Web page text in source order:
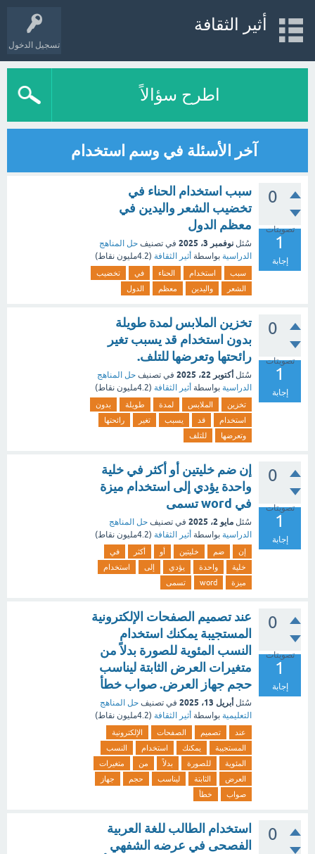
تسجيل الدخول
أثير الثقافة
اطرح سؤالاً
آخر الأسئلة في وسم استخدام
0
تصويتات
1
إجابة
سبب استخدام الحناء في
تخضيب الشعر واليدين في
معظم الدول
سُئل نوفمبر 3، 2025 في تصنيف حل المناهج
الدراسية بواسطة أثير الثقافة (4.2مليون نقاط)
سبب استخدام الحناء في
تخضيب
الشعر
واليدين معظم الدول
0
تصويتات
1
إجابة
تخزين الملابس لمدة طويلة
بدون استخدام قد يسبب تغير
رائحتها وتعرضها للتلف.
سُئل أكتوبر 22، 2025 في تصنيف حل المناهج
الدراسية بواسطة أثير الثقافة (4.2مليون نقاط)
تخزين الملابس لمدة طويلة
بدون
استخدام
قد يسبب تغير
رائحتها
وتعرضها
للتلف
0
تصويتات
1
إجابة
إن ضم خليتين أو أكثر في خلية
واحدة يؤدي إلى استخدام ميزة
في word تسمى
سُئل مايو 2، 2025 في تصنيف حل المناهج
الدراسية بواسطة أثير الثقافة (4.2مليون نقاط)
إن ضم خليتين أو أكثر
في
خلية
واحدة يؤدي إلى
استخدام
ميزة
word تسمى
0
تصويتات
1
إجابة
عند تصميم الصفحات الإلكترونية
المستجيبة يمكنك استخدام
النسب المئوية للصورة بدلاً من
متغيرات العرض الثابتة ليناسب
حجم جهاز العرض. صواب خطأ
سُئل أبريل 13، 2025 في تصنيف حل المناهج
التعليمية بواسطة أثير الثقافة (4.2مليون نقاط)
عند تصميم الصفحات
الإلكترونية
المستجيبة
يمكنك استخدام
النسب
المئوية
للصورة بدلاً من
متغيرات
العرض
الثابتة ليناسب حجم
جهاز
صواب
خطأ
0
استخدام الطالب للغة العربية
الفصحى في عرضه الشفهي